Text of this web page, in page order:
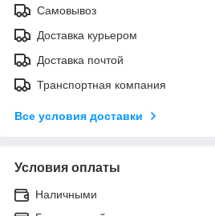
Самовывоз
Доставка курьером
Доставка почтой
Транспортная компания
Все условия доставки
Условия оплаты
Наличными